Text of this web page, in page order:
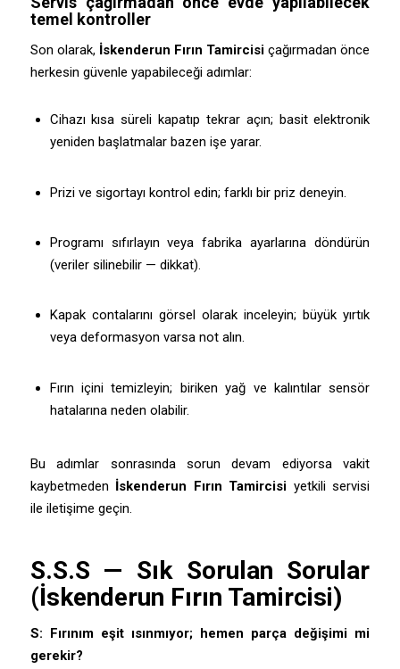
temel kontroller
Son olarak, İskenderun Fırın Tamircisi çağırmadan önce
herkesin güvenle yapabileceği adımlar:
Cihazı kısa süreli kapatıp tekrar açın; basit elektronik
yeniden başlatmalar bazen işe yarar.
Prizi ve sigortayı kontrol edin; farklı bir priz deneyin.
Programı sıfırlayın veya fabrika ayarlarına döndürün
(veriler silinebilir — dikkat).
Kapak contalarını görsel olarak inceleyin; büyük yırtık
veya deformasyon varsa not alın.
Fırın içini temizleyin; biriken yağ ve kalıntılar sensör
hatalarına neden olabilir.
Bu adımlar sonrasında sorun devam ediyorsa vakit
kaybetmeden İskenderun Fırın Tamircisi yetkili servisi
ile iletişime geçin.
S.S.S — Sık Sorulan Sorular
(İskenderun Fırın Tamircisi)
S: Fırınım eşit ısınmıyor; hemen parça değişimi mi
gerekir?